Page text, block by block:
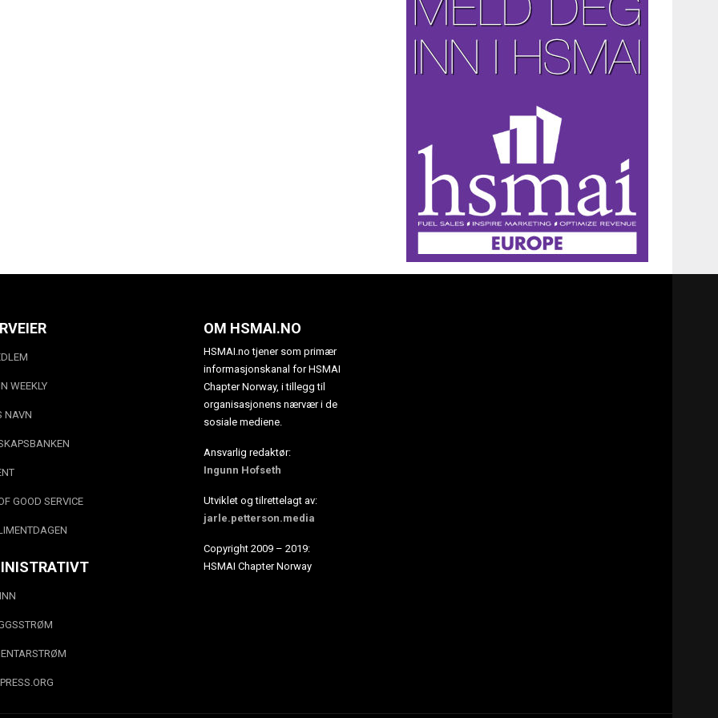
WEEKLY
NAVN
GOOD SERVICE
OM HSMAI.NO
HSMAI.no tjener som primær
informasjonskanal for HSMAI
Chapter Norway, i tillegg til
organisasjonens nærvær i de
sosiale mediene.
Ansvarlig redaktør:
Ingunn Hofseth
Utviklet og tilrettelagt av:
jarle.petterson.media
Copyright 2009 – 2019:
HSMAI Chapter Norway